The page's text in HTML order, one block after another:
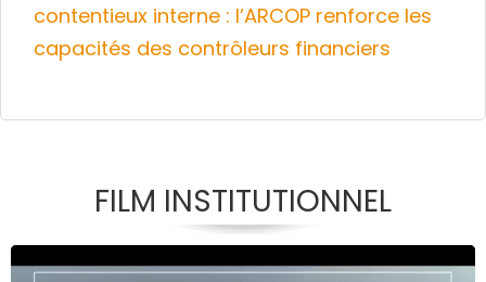
contentieux interne : l’ARCOP renforce les
capacités des contrôleurs financiers
FILM INSTITUTIONNEL